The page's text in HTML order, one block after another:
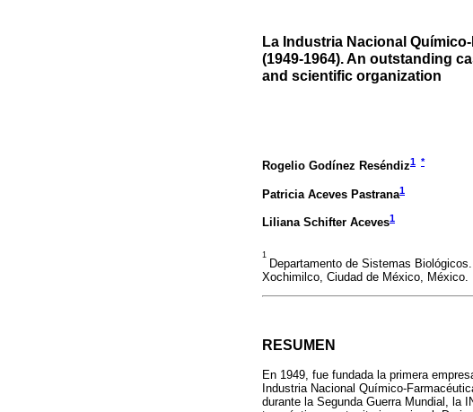
La Industria Nacional
(1949-1964). An outstanding
and scientific organization
Rogelio Godínez Reséndiz1 *
Patricia Aceves Pastrana1
Liliana Schifter Aceves1
1
Departamento de Sistemas
Xochimilco, Ciudad de México, México.
RESUMEN
En 1949, fue fundada la primera
Industria Nacional Químico-
durante la Segunda Guerra Mundial, la